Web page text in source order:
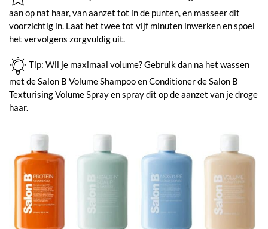
aan op nat haar, van aanzet tot in de punten, en masseer dit
voorzichtig in. Laat het twee tot vijf minuten inwerken en spoel
het vervolgens zorgvuldig uit.
Tip: Wil je maximaal volume? Gebruik dan na het wassen
met de Salon B Volume Shampoo en Conditioner de Salon B
Texturising Volume Spray en spray dit op de aanzet van je droge
haar.